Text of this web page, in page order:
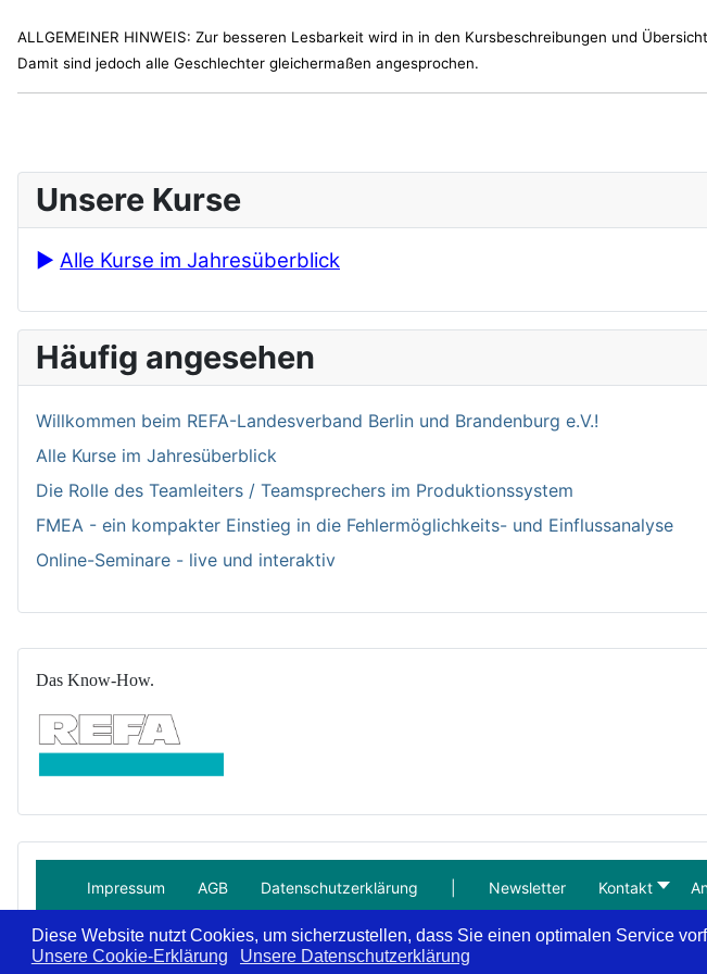
Diese Website nutzt Cookies, um sicherzustellen, dass Sie einen optimalen Service
Unsere Cookie-Erklärung
Unsere Datenschutzerklärung
Das Know-How.
ALLGEMEINER HINWEIS: Zur besseren Lesbarkeit wird in in den Kursbeschreibungen und
Damit sind jedoch alle Geschlechter gleichermaßen angesprochen.
Unsere Kurse
► Alle Kurse im Jahresüberblick
Häufig angesehen
Willkommen bei­m REFA-Landesverband Berlin und Brandenburg e.V.!
Alle Kurse im Jahresüberblick
Die Rolle des Teamleiters / Teamsprechers im Produktionssystem
FMEA - ein kompakter Einstieg in die Fehlermöglichkeits- und Einflussanalyse
Online-Seminare - live und interaktiv
Impressum AGB Datenschutzerklärung Newsletter Kontakt
(C) 2023-2026 REFA-